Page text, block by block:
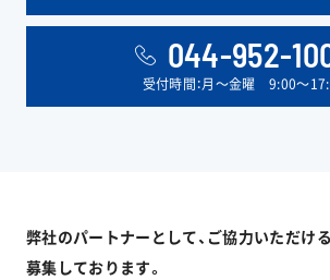
044-952-
受付時間：月〜金曜 9:00〜
弊社のパートナーとして、ご協力いただけ
募集しております。